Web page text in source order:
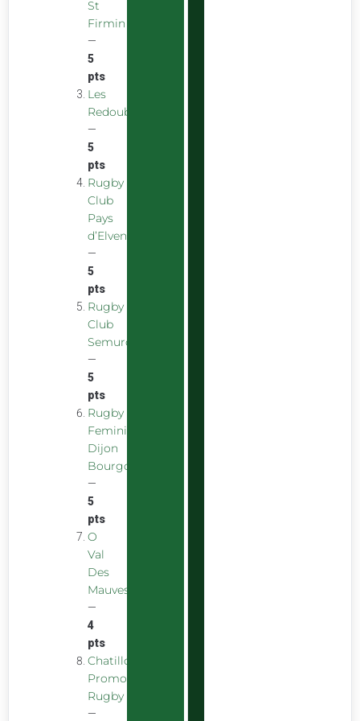
St
Firmin
—
5
pts
Les
Redoubstables
—
5
pts
Rugby
Club
Pays
d’Elven
—
5
pts
Rugby
Club
Semurois
—
5
pts
Rugby
Feminin
Dijon
Bourgogne
—
5
pts
O
Val
Des
Mauves
—
4
pts
Chatillon
Promotion
Rugby
—